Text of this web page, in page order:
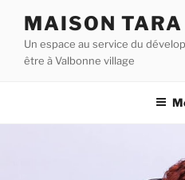
contenu
principal
MAISON TARA
Un espace au service du
être à Valbonne village